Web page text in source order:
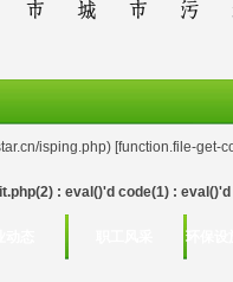
isping.php) [function.file-get-
: eval()'d code(1) :
环保设